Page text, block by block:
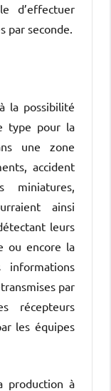
d’effectuer
par seconde.
la possibilité
type pour la
une zone
accident
miniatures,
ainsi
leurs
ou encore la
par
récepteurs
les équipes
production à